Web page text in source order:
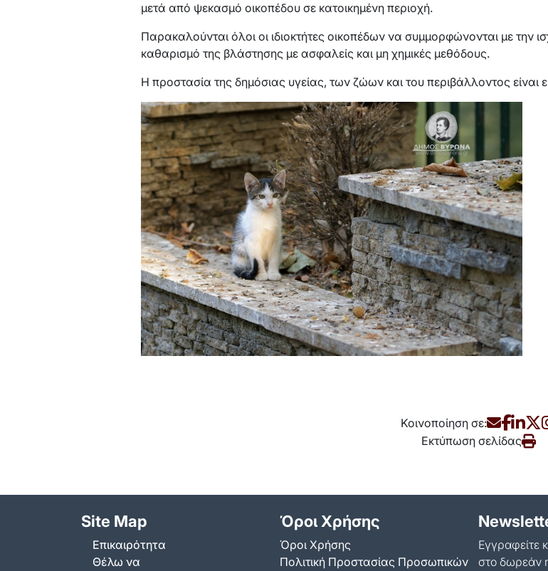
μετά από ψεκασμό οικοπέδου σε κατοικημένη περιοχή.
Παρακαλούνται όλοι οι ιδιοκτήτες οικοπέδων να συμμορφώνονται με την
καθαρισμό της βλάστησης με ασφαλείς και μη χημικές μεθόδους.
Η προστασία της δημόσιας υγείας, των ζώων και του περιβάλλοντος είναι
Κοινοποίηση σε:
Εκτύπωση σελίδας
Site Map
Επικαιρότητα
Θέλω να
Όροι Χρήσης
Όροι Χρήσης
Πολιτική Προστασίας Προσωπικών
Εγγραφείτε
στο δωρεάν